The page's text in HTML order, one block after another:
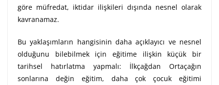
göre müfredat, iktidar ilişkileri dışında nesnel olarak
kavranamaz.
Bu yaklaşımların hangisinin daha açıklayıcı ve nesnel
olduğunu bilebilmek için eğitime ilişkin küçük bir
tarihsel hatırlatma yapmalı: İlkçağdan Ortaçağın
sonlarına değin eğitim, daha çok çocuk eğitimi